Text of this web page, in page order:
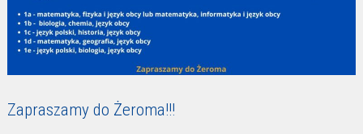
Zapraszamy do Żeroma!!!